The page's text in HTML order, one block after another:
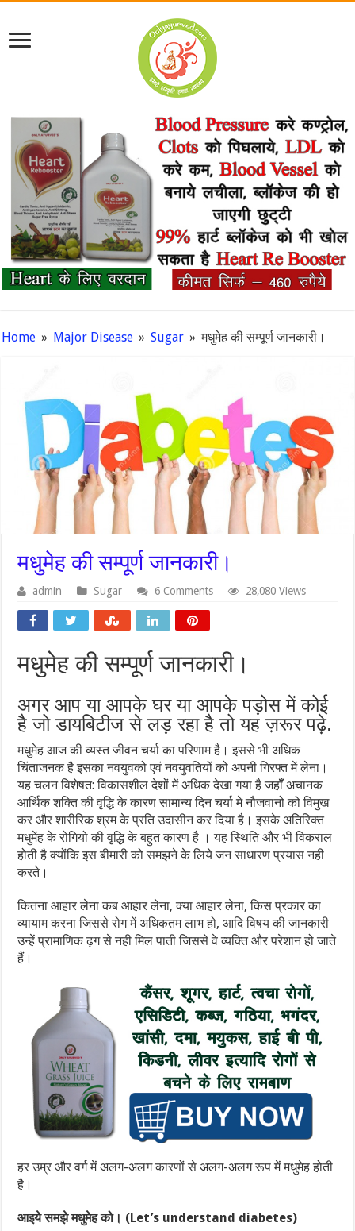
Home » Major Disease » Sugar » मधुमेह की सम्पूर्ण जानकारी।
मधुमेह की सम्पूर्ण जानकारी।
admin Sugar 6 Comments 28,080 Views
मधुमेह की सम्पूर्ण जानकारी।
अगर आप या आपके घर या आपके पड़ोस में कोई
है जो डायबिटीज से लड़ रहा है तो यह ज़रूर पढ़े.
मधुमेह आज की व्यस्त जीवन चर्या का परिणाम है। इससे भी अधिक
चिंताजनक है इसका नवयुवको एवं नवयुवतियों को अपनी गिरफ्त में लेना।
यह चलन विशेषत: विकासशील देशों में अधिक देखा गया है जहॉँ अचानक
आर्थिक शक्ति की वृद्धि के कारण सामान्य दिन चर्या मे नौजवानो को विमुख
कर और शारीरिक श्रम के प्रति उदासीन कर दिया है। इसके अतिरिक्त
मधुमेंह के रोगियो की वृद्धि के बहुत कारण है । यह स्थिति और भी विकराल
होती है क्योंकि इस बीमारी को समझने के लिये जन साधारण प्रयास नही
करते।
कितना आहार लेना कब आहार लेना, क्या आहार लेना, किस प्रकार का
व्यायाम करना जिससे रोग में अधिकतम लाभ हो, आदि विषय की जानकारी
उन्हें प्रामाणिक ढ़ग से नही मिल पाती जिससे वे व्यक्ति और परेशान हो जाते
हैं।
हर उम्र और वर्ग में अलग-अलग कारणों से अलग-अलग रूप में मधुमेह होती
है।
आइये समझे मधुमेह को। (Let’s understand diabetes)